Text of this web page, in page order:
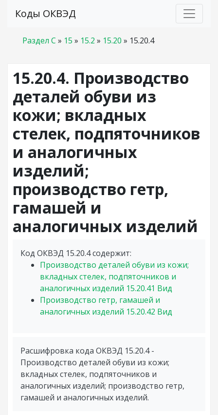
Коды ОКВЭД
Раздел C » 15 » 15.2 » 15.20 » 15.20.4
15.20.4. Производство
деталей обуви из
кожи; вкладных
стелек, подпяточников
и аналогичных
изделий;
производство гетр,
гамашей и
аналогичных изделий
Код ОКВЭД 15.20.4 содержит:
Производство деталей обуви из кожи;
вкладных стелек, подпяточников и
аналогичных изделий 15.20.41 Вид
Производство гетр, гамашей и
аналогичных изделий 15.20.42 Вид
Расшифровка кода ОКВЭД 15.20.4 -
Производство деталей обуви из кожи;
вкладных стелек, подпяточников и
аналогичных изделий; производство гетр,
гамашей и аналогичных изделий.